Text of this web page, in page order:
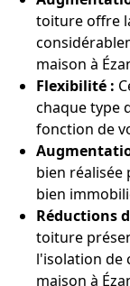
toiture offre
maison à
Flexibilité :
chaque type
fonction de
bien
bien
Réductions
toiture
l'isolation de
maison à